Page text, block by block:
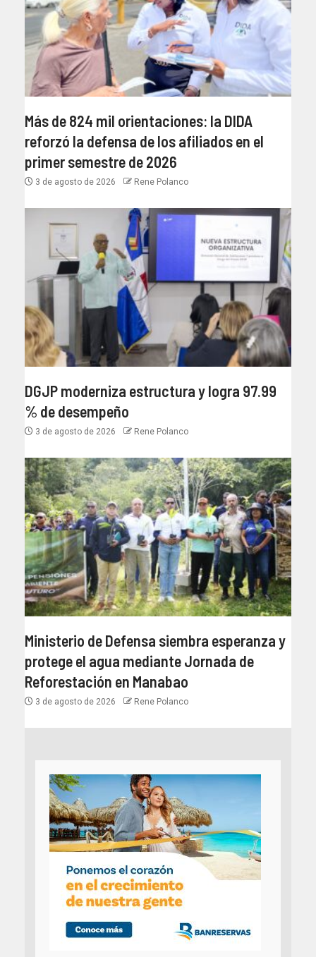
Más de 824 mil orientaciones: la DIDA
reforzó la defensa de los afiliados en el
primer semestre de 2026
3 de agosto de 2026 Rene Polanco
DGJP moderniza estructura y logra 97.99
% de desempeño
3 de agosto de 2026 Rene Polanco
Ministerio de Defensa siembra esperanza y
protege el agua mediante Jornada de
Reforestación en Manabao
3 de agosto de 2026 Rene Polanco